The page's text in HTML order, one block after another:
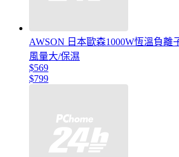
AWSON 日本歐森1000W恆溫負離
風量大/保濕
$569
$799